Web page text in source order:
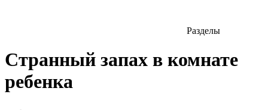
Разделы
Странный запах в комнате
ребенка